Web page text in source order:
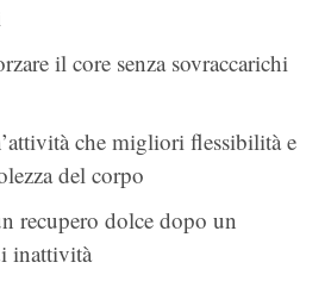
il core senza sovraccarichi
che migliori flessibilità e
del corpo
recupero dolce dopo un
inattività